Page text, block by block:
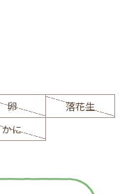
卵
落花生
かに